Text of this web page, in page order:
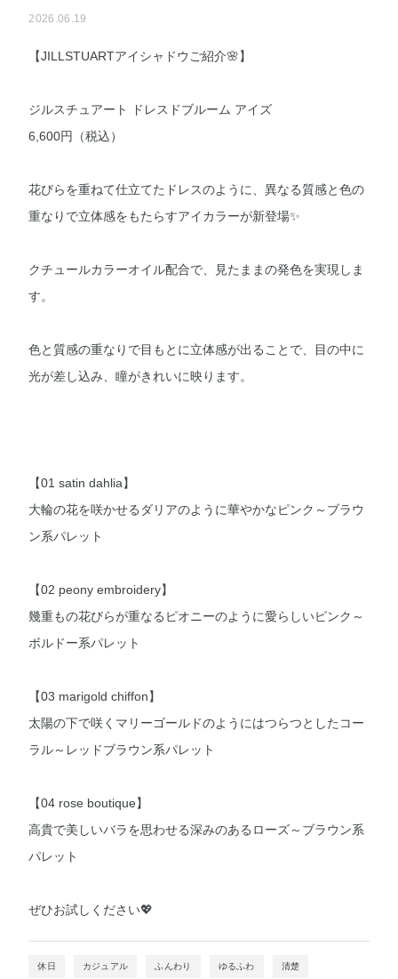
2026.06.19
【JILLSTUARTアイシャドウご紹介🌸】
ジルスチュアート ドレスドブルーム アイズ
6,600円（税込）
花びらを重ねて仕立てたドレスのように、異なる質感と色の
重なりで立体感をもたらすアイカラーが新登場✨
クチュールカラーオイル配合で、見たままの発色を実現しま
す。
色と質感の重なりで目もとに立体感が出ることで、目の中に
光が差し込み、瞳がきれいに映ります。
【01 satin dahlia】
大輪の花を咲かせるダリアのように華やかなピンク～ブラウ
ン系パレット
【02 peony embroidery】
幾重もの花びらが重なるピオニーのように愛らしいピンク～
ボルドー系パレット
【03 marigold chiffon】
太陽の下で咲くマリーゴールドのようにはつらつとしたコー
ラル～レッドブラウン系パレット
【04 rose boutique】
高貴で美しいバラを思わせる深みのあるローズ～ブラウン系
パレット
ぜひお試しください💖
休日 カジュアル ふんわり ゆるふわ 清楚